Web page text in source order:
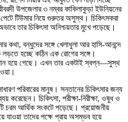
উপজেলার ৩ নম্বর কাকিলাকুড়া ইউনিয়নের
পেটে টিউমার নিয়ে গুরুতর অসুস্থ। চিকিৎসকরা
তার চিকিৎসা অনিশ্চয়তার মুখে পড়েছে।
কথা, বন্ধুদের সঙ্গে খেলাধুলা আর হাসি-আনন্দে
হচ্ছে কঠিন এক রোগের সঙ্গে।
হয়ে গেছে। এখন তার একটাই স্বপ্ন—সুস্থ
পরিবারের মানুষ। সন্তানের চিকিৎসার জন্য
করেছেন। চিকিৎসা, পরীক্ষা-নিরীক্ষা, ওষুধ ও
চরম আর্থিক সংকটে পড়েছে। প্রয়োজনীয়
যাওয়া তাদের পক্ষে প্রায় অসম্ভব হয়ে